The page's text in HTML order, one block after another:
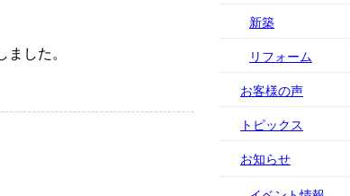
した。
新築
リフォーム
お客様の声
トピックス
お知らせ